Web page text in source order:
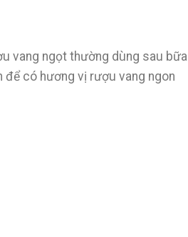
vang ngọt thường dùng sau bữa
để có hương vị rượu vang ngon